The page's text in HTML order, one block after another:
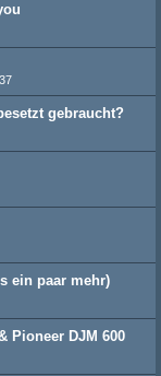
gebraucht?
ein paar mehr)
Pioneer DJM 600